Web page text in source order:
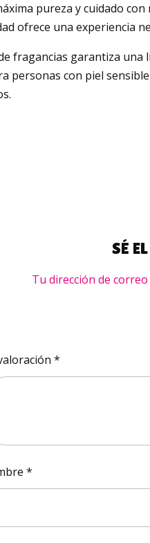
pureza y cuidado
ofrece una experiencia
fragancias garantiza
personas con piel
SÉ
Tu dirección de
*
*